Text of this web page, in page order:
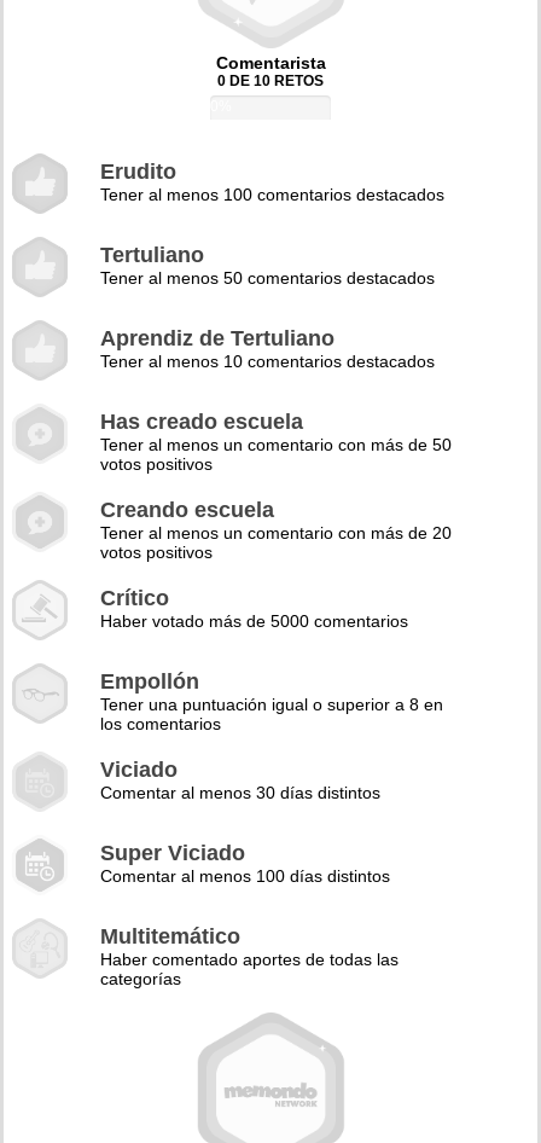
Comentarista
0 DE 10 RETOS
Erudito
Tener al menos 100 comentarios destacados
Tertuliano
Tener al menos 50 comentarios destacados
Aprendiz de Tertuliano
Tener al menos 10 comentarios destacados
Has creado escuela
Tener al menos un comentario con más de 50
votos positivos
Creando escuela
Tener al menos un comentario con más de 20
votos positivos
Crítico
Haber votado más de 5000 comentarios
Empollón
Tener una puntuación igual o superior a 8 en
los comentarios
Viciado
Comentar al menos 30 días distintos
Super Viciado
Comentar al menos 100 días distintos
Multitemático
Haber comentado aportes de todas las
categorías